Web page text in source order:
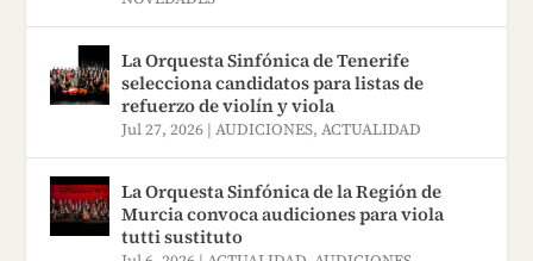
La Orquesta Sinfónica de Tenerife
selecciona candidatos para listas de
refuerzo de violín y viola
Jul 27, 2026 |AUDICIONES,ACTUALIDAD
La Orquesta Sinfónica de la Región de
Murcia convoca audiciones para viola
tutti sustituto